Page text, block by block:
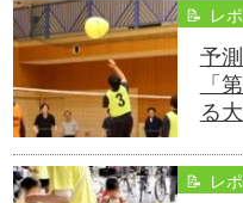
📝 レ
予
「
る
📝 レ